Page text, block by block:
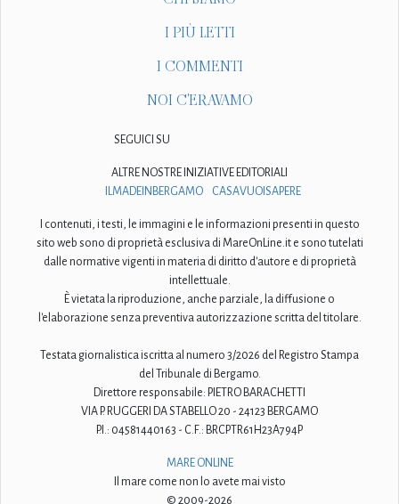
I PIÙ LETTI
I COMMENTI
NOI C'ERAVAMO
SEGUICI SU
ALTRE NOSTRE INIZIATIVE EDITORIALI
ILMADEINBERGAMO
CASAVUOISAPERE
I contenuti, i testi, le immagini e le informazioni presenti in questo
sito web sono di proprietà esclusiva di MareOnLine.it e sono tutelati
dalle normative vigenti in materia di diritto d'autore e di proprietà
intellettuale.
È vietata la riproduzione, anche parziale, la diffusione o
l'elaborazione senza preventiva autorizzazione scritta del titolare.
Testata giornalistica iscritta al numero 3/2026 del Registro Stampa
del Tribunale di Bergamo.
Direttore responsabile: PIETRO BARACHETTI
VIA P. RUGGERI DA STABELLO 20 - 24123 BERGAMO
P.I.: 04581440163 - C.F.: BRCPTR61H23A794P
MARE ONLINE
Il mare come non lo avete mai visto
© 2009-2026